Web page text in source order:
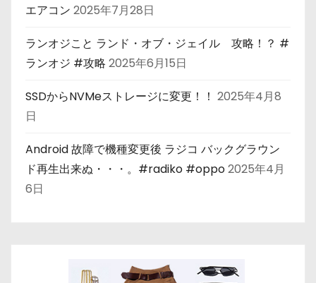
エアコン 2025年7月28日
ランオジこと ランド・オブ・ジェイル 攻略！？ #
ランオジ #攻略 2025年6月15日
SSDからNVMeストレージに変更！！ 2025年4月8
日
Android 故障で機種変更後 ラジコ バックグラウン
ド再生出来ぬ・・・。#radiko #oppo2025年4月
6日